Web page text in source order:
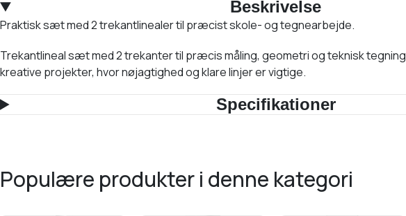
Beskrivelse
Praktisk sæt med 2 trekantlinealer til præcist skole- og tegnearbejde.
Trekantlineal sæt med 2 trekanter til præcis måling, geometri og teknisk
kreative projekter, hvor nøjagtighed og klare linjer er vigtige.
Specifikationer
populære produkter i denne kategori